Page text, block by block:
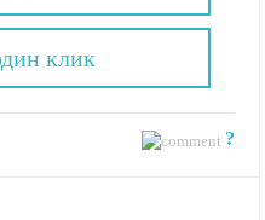
?
клик